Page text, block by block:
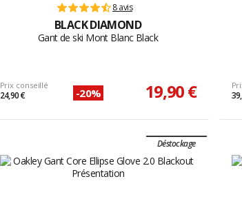
8 avis
BLACK DIAMOND
Gant de ski Mont Blanc Black
Prix conseillé
24,90 € -20% 19,90 €
Déstockage